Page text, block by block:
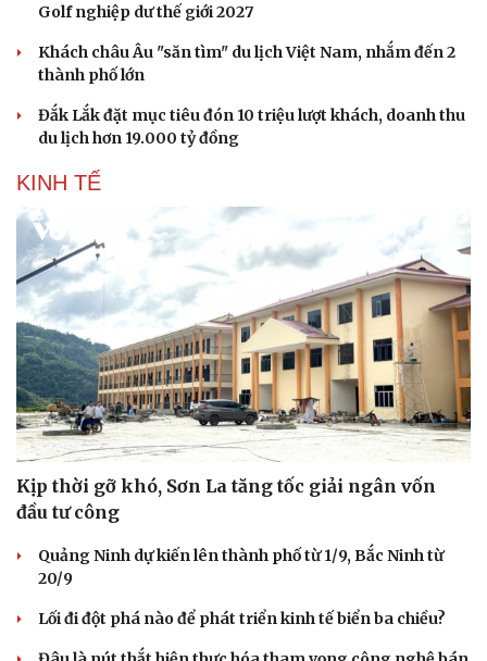
Văn hóa
Sân khấu - Điện ảnh
Văn học
Âm nhạc
Di sản
Giải trí
Nghệ sĩ
Thời trang
Sao Việt
Golf nghiệp dư thế giới 2027
Khách châu Âu "săn tìm" du lịch Việt Nam, nhắm đến 2
thành phố lớn
Đắk Lắk đặt mục tiêu đón 10 triệu lượt khách, doanh thu
du lịch hơn 19.000 tỷ đồng
KINH TẾ
Kịp thời gỡ khó, Sơn La tăng tốc giải ngân vốn
đầu tư công
Quảng Ninh dự kiến lên thành phố từ 1/9, Bắc Ninh từ
20/9
Lối đi đột phá nào để phát triển kinh tế biển ba chiều?